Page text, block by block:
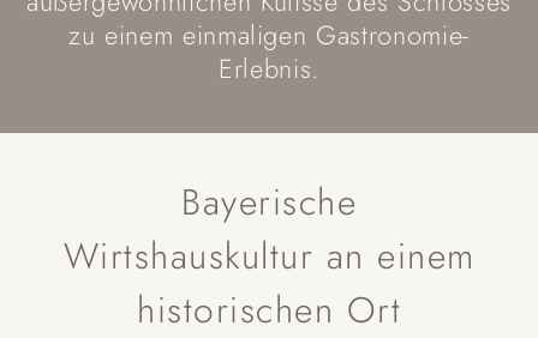
zu einem einmaligen Gastronomie-
Erlebnis.
Bayerische
Wirtshauskultur an einem
historischen Ort